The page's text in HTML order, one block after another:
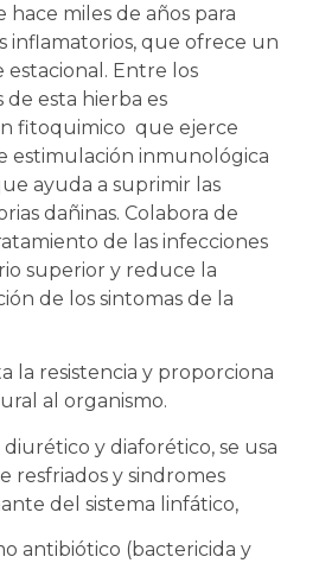
hace miles de años para
inflamatorios, que ofrece un
estacional. Entre los
esta hierba es
fitoquimico que ejerce
estimulación inmunológica
ayuda a suprimir las
dañinas. Colabora de
de las infecciones
superior y reduce la
de los sintomas de la
la resistencia y proporciona
al organismo.
y diaforético, se usa
resfriados y sindromes
del sistema linfático,
antibiótico (bactericida y